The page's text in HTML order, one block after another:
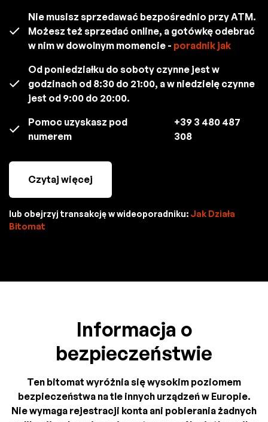
Nie musisz sprzedawać bezpośrednio przy ATM.
Możesz też sprzedać online, a gotówkę odebrać
w nim w dowolnym momencie - poradnik jak
Od poniedziałku do soboty czynne jest w
godzinach od 8:30 do 21:00, a w niedzielę czynne
jest od 9:00 do 20:00.
Pomoc uzyskasz pod
numerem
+39 3 480 487
308
Czytaj więcej
lub obejrzyj transakcję w wideoporadniku: Jak Działa
Bitomat
Informacja o
bezpieczeństwie
Ten bitomat wyróżnia się wysokim poziomem
bezpieczeństwa na tle innych urządzeń w Europie.
Nie wymaga rejestracji konta ani pobierania żadnych